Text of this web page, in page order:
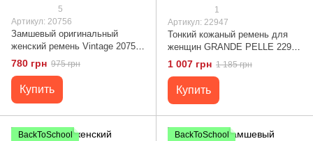
5
Артикул: 20756
Замшевый оригинальный
женский ремень Vintage 20756
Черный
780 грн 975 грн
Купить
1
Артикул: 22947
Тонкий кожаный ремень для
женщин GRANDE PELLE 22947
Черный
1 007 грн 1 185 грн
Купить
BackToSchool
BackToSchool